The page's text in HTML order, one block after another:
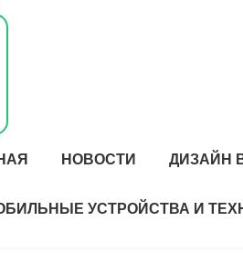
НОВОСТИ ДИЗАЙН
УСТРОЙСТВА И